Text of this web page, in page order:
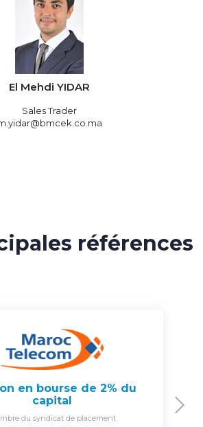
El Mehdi YIDAR
Sales Trader
références
en bourse de 2% du
capital
du syndicat de placement